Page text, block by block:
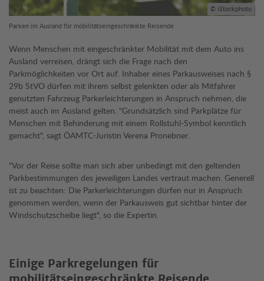
© iStockphoto
Parken im Ausland für mobilitätseingeschränkte Reisende
Wenn Menschen mit eingeschränkter Mobilität mit dem Auto ins
Ausland verreisen, drängt sich die Frage nach den
Parkmöglichkeiten vor Ort auf. Inhaber eines Parkausweises nach §
29b StVO dürfen mit ihrem selbst gelenkten oder als Mitfahrer
genutzten Fahrzeug Parkerleichterungen in Anspruch nehmen, die
meist auch im Ausland gelten. "Grundsätzlich sind Parkplätze für
Menschen mit Behinderung mit einem Rollstuhl-Symbol kenntlich
gemacht", sagt ÖAMTC-Juristin Verena Pronebner.
"Vor der Reise sollte man sich aber unbedingt mit den geltenden
Parkbestimmungen des jeweiligen Landes vertraut machen. Generell
ist zu beachten: Die Parkerleichterungen dürfen nur in Anspruch
genommen werden, wenn der Parkausweis gut sichtbar hinter der
Windschutzscheibe liegt", so die Expertin.
Einige Parkregelungen für